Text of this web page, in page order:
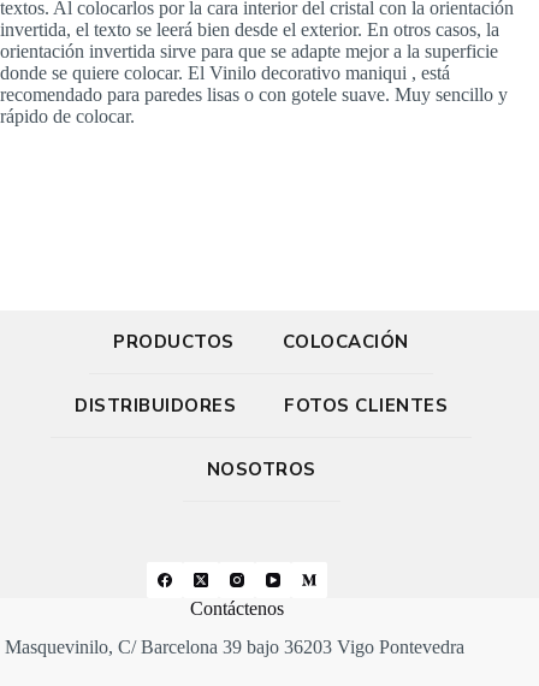
textos. Al colocarlos por la cara interior del cristal con la orientación
invertida, el texto se leerá bien desde el exterior. En otros casos, la
orientación invertida sirve para que se adapte mejor a la superficie
donde se quiere colocar. El Vinilo decorativo maniqui , está
recomendado para paredes lisas o con gotele suave. Muy sencillo y
rápido de colocar.
PRODUCTOS COLOCACIÓN
DISTRIBUIDORES FOTOS CLIENTES
NOSOTROS
Contáctenos
Masquevinilo, C/ Barcelona 39 bajo 36203 Vigo Pontevedra